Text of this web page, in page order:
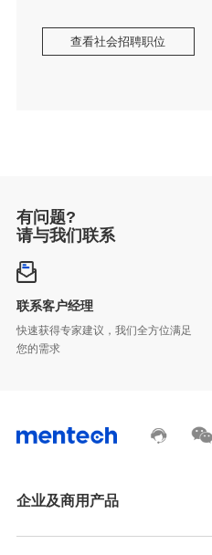
查看社会招聘职位
有问题?
请与我们联系
联系客户经理
您的需求
企业及商用产品